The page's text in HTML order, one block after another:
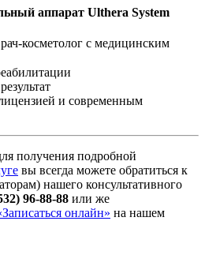
аппарат Ulthera System
косметолог с медицинским
и современным
получения подробной
вы всегда можете обратиться к
нашего консультативного
96-88-88 или же
онлайн» на нашем